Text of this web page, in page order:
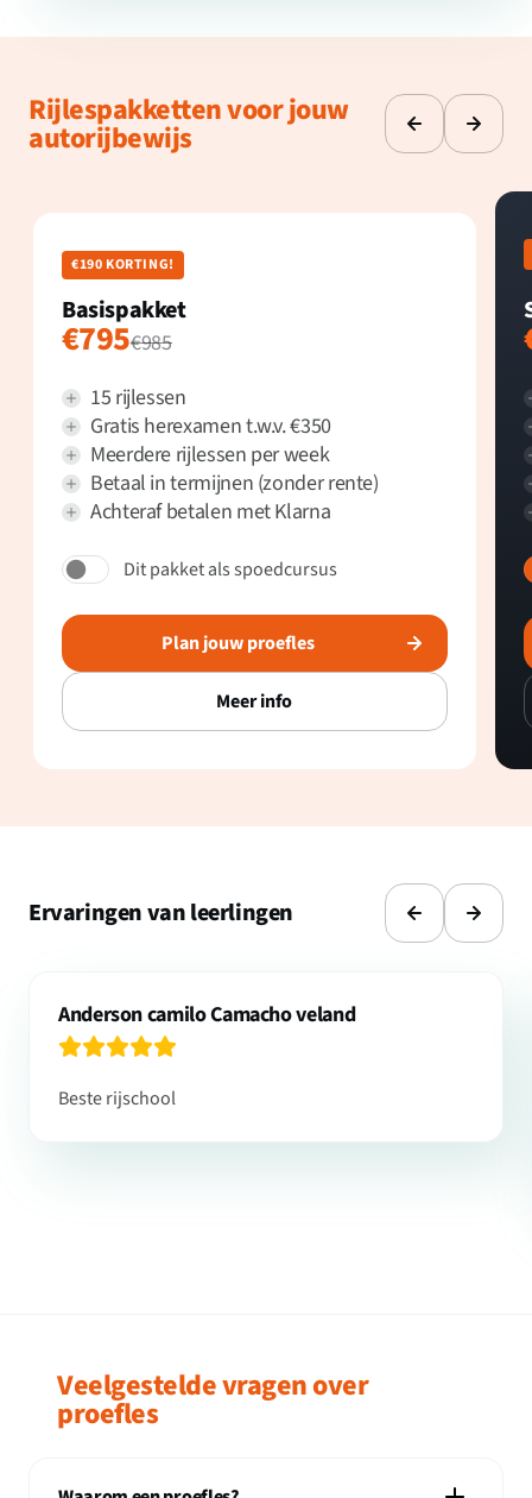
Rijlespakketten voor jouw
autorijbewijs
€190 KORTING!
Basispakket
€795€985
15 rijlessen
Gratis herexamen t.w.v. €350
Meerdere rijlessen per week
Betaal in termijnen (zonder rente)
Achteraf betalen met Klarna
Dit pakket als spoedcursus
Plan jouw proefles
Meer info
Ervaringen van leerlingen
Anderson camilo Camacho veland
Beste rijschool
Veelgestelde vragen over
proefles